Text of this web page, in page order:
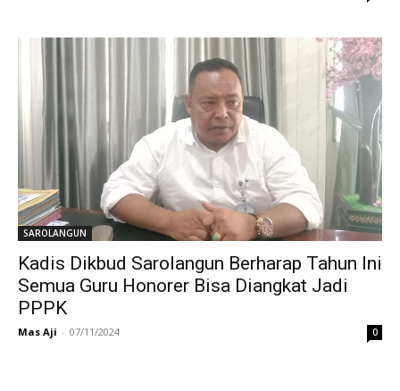
SAROLANGUN
Kadis Dikbud Sarolangun Berharap Tahun Ini
Semua Guru Honorer Bisa Diangkat Jadi
PPPK
Mas Aji - 07/11/2024 0